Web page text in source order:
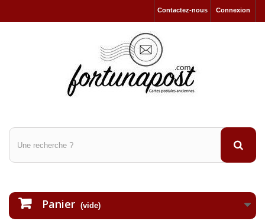
Connexion
Contactez-nous
Panier (vide)